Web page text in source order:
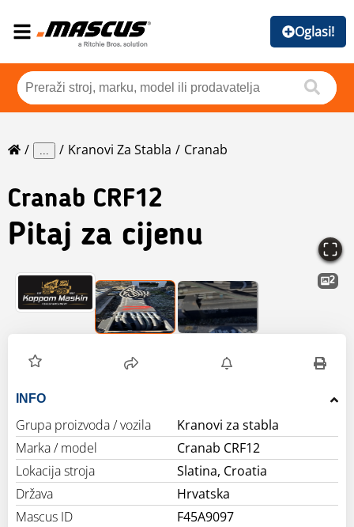
Oglasi!
... Kranovi Za Stabla Cranab
Cranab CRF12
Pitaj za cijenu
2
INFO
Grupa proizvoda / vozila
Kranovi za stabla
Marka / model
Cranab CRF12
Lokacija stroja
Slatina, Croatia
Država
Hrvatska
Mascus ID
F45A9097